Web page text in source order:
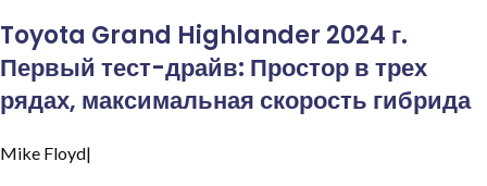
Toyota Grand Highlander 2024 г.
Первый тест-драйв: Простор в трех
рядах, максимальная скорость гибрида
Mike Floyd|